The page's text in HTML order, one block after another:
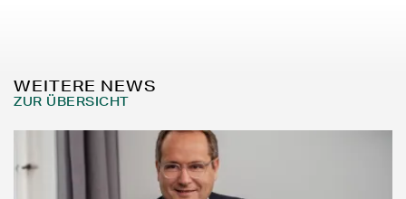
WEITERE NEWS
ZUR ÜBERSICHT